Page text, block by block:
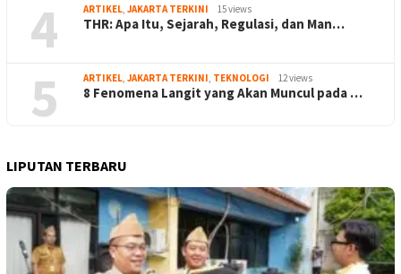
4 ARTIKEL JAKARTA TERKINI 15 views
THR: Apa Itu, Sejarah, Regulasi, dan Man…
5 ARTIKEL JAKARTA TERKINI TEKNOLOGI 12 views
8 Fenomena Langit yang Akan Muncul pada …
LIPUTAN TERBARU